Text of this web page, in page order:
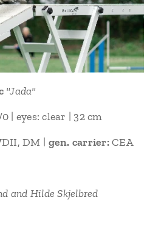
"Jada"
| eyes: clear | 32 cm
DM | gen. carrier:CEA
and Hilde Skjelbred